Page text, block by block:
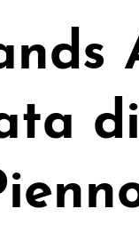
di